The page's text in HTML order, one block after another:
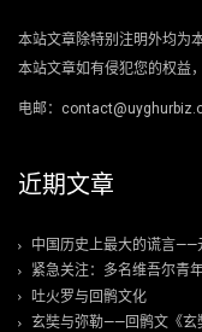
本站文章除特别注明外均为
本站文章如有侵犯您的权益
电邮：
近期文章
中国历史上最大的谎言——
紧急关注：多名维吾尔青
吐火罗与回鹘文化
玄奘与弥勒——回鹘文《玄